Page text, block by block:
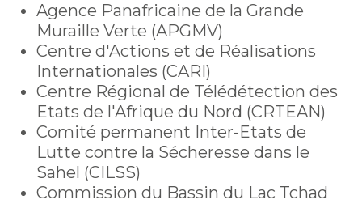
Agence Panafricaine de la Grande
Muraille Verte (APGMV)
Centre d'Actions et de Réalisations
Internationales (CARI)
Centre Régional de Télédétection des
Etats de l'Afrique du Nord (CRTEAN)
Comité permanent Inter-Etats de
Lutte contre la Sécheresse dans le
Sahel (CILSS)
Commission du Bassin du Lac Tchad